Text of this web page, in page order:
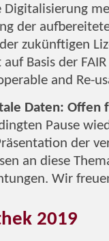
Digitalisierung
der
zukünftigen
Basis der
and Re-
Daten: Offen
Pause
der
an diese
Wir
2019